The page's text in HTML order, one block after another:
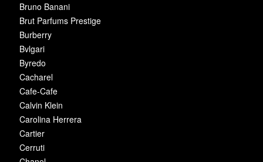
Bruno Banani
Brut Parfums Prestige
Burberry
Bvlgari
Byredo
Cacharel
Cafe-Cafe
Calvin Klein
Carolina Herrera
Cartier
Cerruti